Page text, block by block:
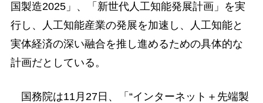
国製造2025」、「新世代人工知能発展計画」を実
行し、人工知能産業の発展を加速し、人工知能と
実体経済の深い融合を推し進めるための具体的な
計画だとしている。
国務院は11月27日、「“インターネット＋先端製